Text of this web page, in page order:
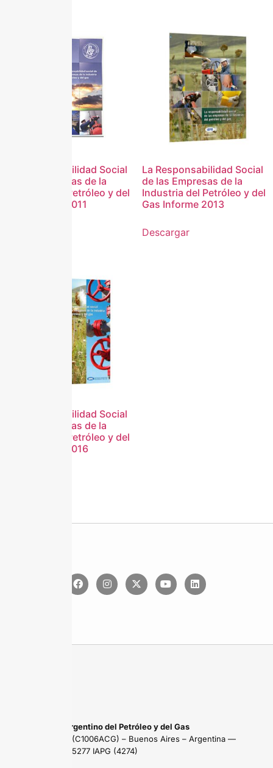
La Responsabilidad Social
de las Empresas de la
Industria del Petróleo y del
Gas Informe 2011
La Responsabilidad Social
de las Empresas de la
Industria del Petróleo y del
Gas Informe 2013
Descargar
La Responsabilidad Social
de las Empresas de la
Industria del Petróleo y del
Gas Informe 2016
Instituto Argentino del Petróleo y del Gas
Maipú 639 (C1006ACG) – Buenos Aires – Argentina —
Tel: (54 11) 5277 IAPG (4274)